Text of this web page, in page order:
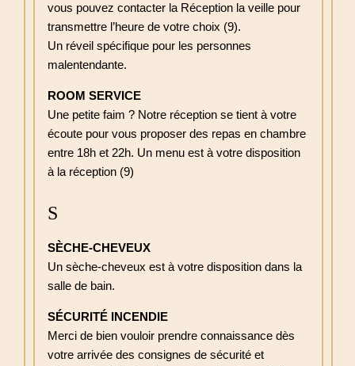
vous pouvez contacter la Réception la veille pour
transmettre l’heure de votre choix (9).
Un réveil spécifique pour les personnes
malentendante.
ROOM SERVICE
Une petite faim ? Notre réception se tient à votre
écoute pour vous proposer des repas en chambre
entre 18h et 22h. Un menu est à votre disposition
à la réception (9)
S
SÈCHE-CHEVEUX
Un sèche-cheveux est à votre disposition dans la
salle de bain.
SÉCURITÉ INCENDIE
Merci de bien vouloir prendre connaissance dès
votre arrivée des consignes de sécurité et